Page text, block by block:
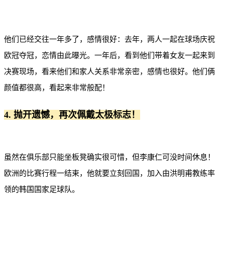
他们已经交往一年多了，感情很好：去年，两人一起在球场庆祝
欧冠夺冠，恋情由此曝光。一年后，看到他们带着女友一起来到
决赛现场，看来他们和家人关系非常亲密，感情也很好。他们俩
颜值都很高，看起来非常般配！
4. 抛开遗憾，再次佩戴太极标志！
虽然在俱乐部只能坐板凳确实很可惜，但李康仁可没时间休息！
欧洲的比赛行程一结束，他就要立刻回国，加入由洪明甫教练率
领的韩国国家足球队。